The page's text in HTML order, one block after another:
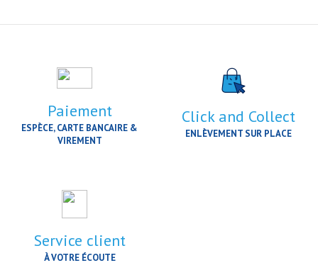
Paiement
ESPÈCE, CARTE BANCAIRE &
VIREMENT
Click and Collect
ENLÈVEMENT SUR PLACE
Service client
À VOTRE ÉCOUTE